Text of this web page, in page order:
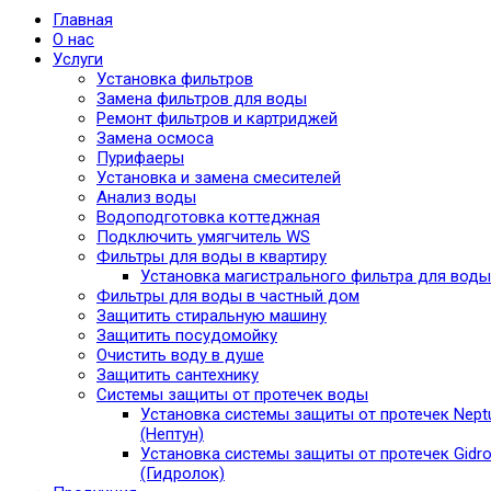
Главная
О нас
Услуги
Установка фильтров
Замена фильтров для воды
Ремонт фильтров и картриджей
Замена осмоса
Пурифаеры
Установка и замена смесителей
Анализ воды
Водоподготовка коттеджная
Подключить умягчитель WS
Фильтры для воды в квартиру
Установка магистрального фильтра для воды
Фильтры для воды в частный дом
Защитить стиральную машину
Защитить посудомойку
Очистить воду в душе
Защитить сантехнику
Системы защиты от протечек воды
Установка системы защиты от протечек
(Нептун)
Установка системы защиты от протечек
(Гидролок)